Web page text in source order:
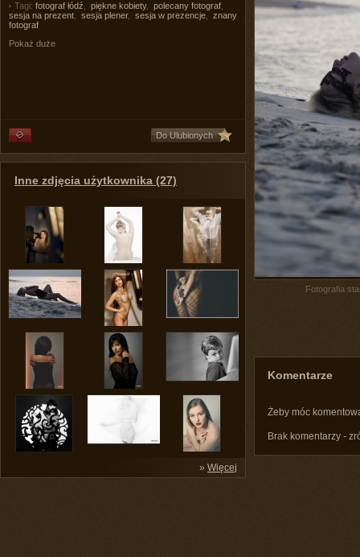
Tagi: fotograf łódź piękne kobiety, polecany fotograf
sesja na prezent
sesja plener, sesja w prezencje
znany
fotograf
Pokaż duże
Do Ulubionych
Inne zdjęcia użytkownika (27)
» Więcej
Fotografia
Komentarze
Żeby móc
Brak komentarzy -